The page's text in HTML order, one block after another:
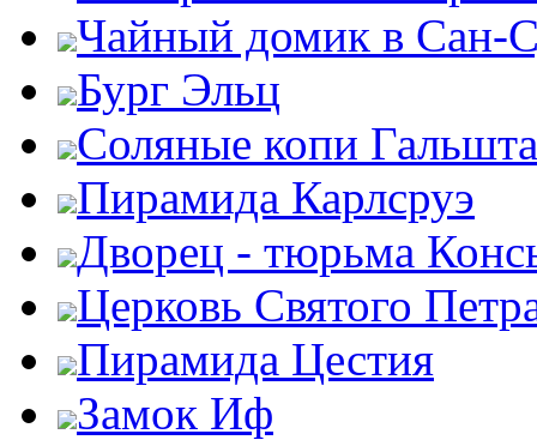
Чайный домик в Сан-
Бург Эльц
Соляные копи
Пирамида Карлсруэ
Дворец - тюрьма
Церковь Святого
Пирамида Цестия
Замок Иф